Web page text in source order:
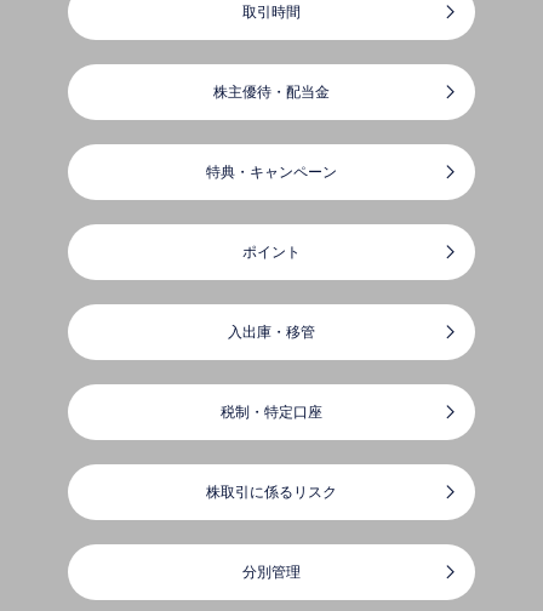
取引時間
株主優待・配当金
特典・キャンペーン
ポイント
入出庫・移管
税制・特定口座
株取引に係るリスク
分別管理